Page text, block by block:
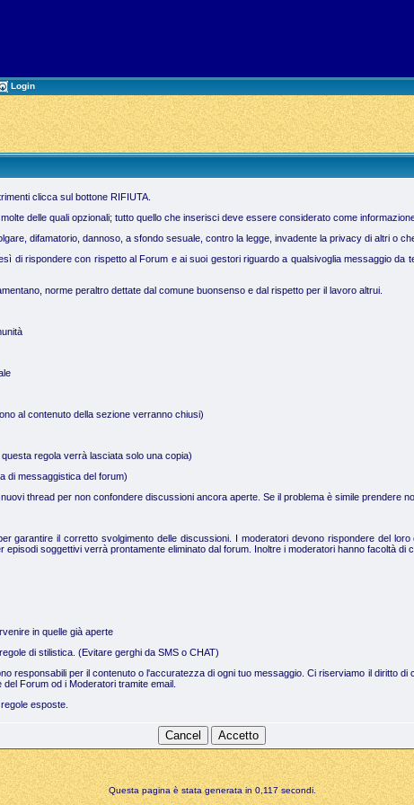
Login
clicca sul bottone RIFIUTA.
delle quali opzionali; tutto quello che inserisci deve essere considerato come
difamatorio, dannoso, a sfondo sesuale, contro la legge, invadente la privacy di altri o
di rispondere con rispetto al Forum e ai suoi gestori riguardo a qualsivoglia messaggio
norme peraltro dettate dal comune buonsenso e dal rispetto per il lavoro altrui.
al contenuto della sezione verranno chiusi)
regola verrà lasciata solo una copia)
di messaggistica del forum)
thread per non confondere discussioni ancora aperte. Se il problema è simile prendere
garantire il corretto svolgimento delle discussioni. I moderatori devono rispondere del
soggettivi verrà prontamente eliminato dal forum. Inoltre i moderatori hanno facoltà di
in quelle già aperte
di stilistica. (Evitare gerghi da SMS o CHAT)
responsabili per il contenuto o l'accuratezza di ogni tuo messaggio. Ci riserviamo il diritto
Forum od i Moderatori tramite email.
esposte.
Questa pagina è stata generata in 0,117 secondi.